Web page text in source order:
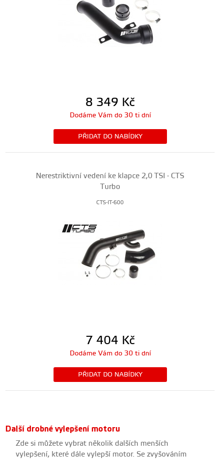
8 349 Kč
Dodáme Vám do 30 ti dní
PŘIDAT DO NABÍDKY
Nerestriktivní vedení ke klapce 2,0 TSI - CTS
Turbo
CTS-IT-600
7 404 Kč
Dodáme Vám do 30 ti dní
PŘIDAT DO NABÍDKY
Další drobné vylepšení motoru
Zde si můžete vybrat několik dalších menších
vylepšení, které dále vylepší motor. Se zvyšováním